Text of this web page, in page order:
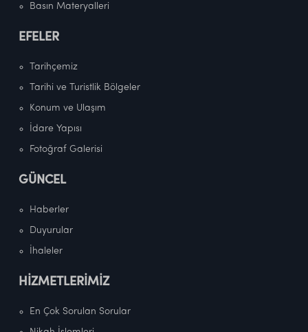
Basın Materyalleri
EFELER
Tarihçemiz
Tarihi ve Turistlik Bölgeler
Konum ve Ulaşım
İdare Yapısı
Fotoğraf Galerisi
GÜNCEL
Haberler
Duyurular
İhaleler
HİZMETLERİMİZ
En Çok Sorulan Sorular